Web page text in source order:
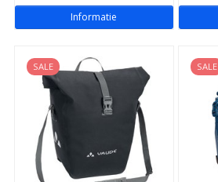
topfietstassen van meerdere merken!
Informatie
SALE SALE